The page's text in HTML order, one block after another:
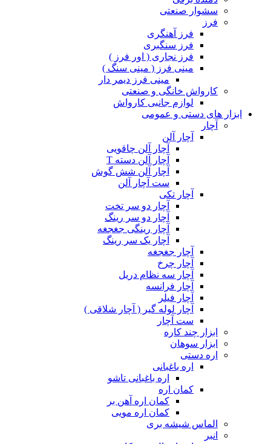
سشوار صنعتی
فرز
فرز آهنگری
فرز سنگبری
فرز نجاری ( اور فرز )
مینی فرز ( مینی سنگ )
مینی فرز دیمر دار
کارواش خانگی و صنعتی
لوازم جانبی کارواش
ابزار های دستی و عمومی
آچار
آچار آلن
آچار آلن چاقویی
آچار آلن دسته T
آچار آلن شش گوش
ست آچار آلن
آچار تکی
آچار دو سر تخت
آچار دو سر رینگ
آچار رینگی جغجغه
آچار یک سر رینگ
آچار جغجغه
آچار چرخ
آچار سه نظام دریل
آچار فرانسه
آچار فیلر
آچار لوله گیر ( آچار شلاقی )
ست آچار
ابزار چند کاره
ابزار سوهان
اره دستی
اره باغبانی
اره باغبانی تاشو
کمان اره
کمان اره آهن بر
کمان اره مویی
الماس شیشه بری
انبر